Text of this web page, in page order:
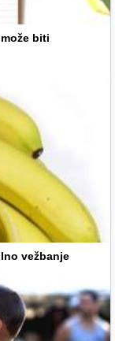
biti
vežbanje